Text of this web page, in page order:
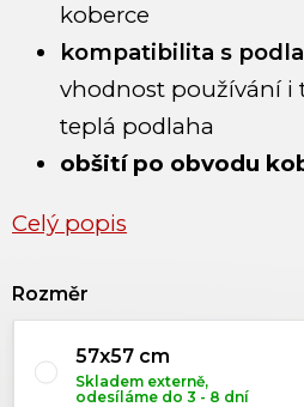
koberce
kompatibilita s
vhodnost používání i
teplá podlaha
obšití po obvodu
Celý popis
Rozměr
57x57 cm
Skladem externě,
odesíláme do 3 - 8 dní